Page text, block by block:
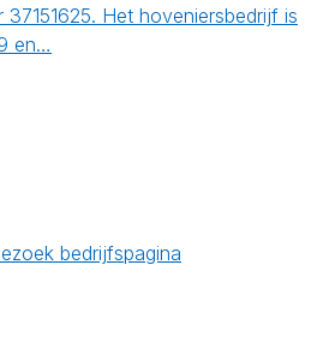
Het hoveniersbedrijf is
en…
bedrijfspagina